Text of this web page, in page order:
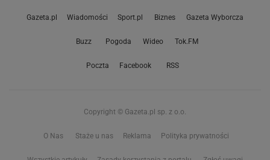
Gazeta.pl Wiadomości Sport.pl Biznes Gazeta Wyborcza
Buzz Pogoda Wideo Tok.FM
Poczta Facebook RSS
Copyright © Gazeta.pl sp. z o.o.
O Nas Staże u nas Reklama Polityka prywatności